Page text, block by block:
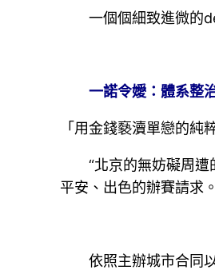
一個個細致進微的
一諾令嬡：體系整治
「用金錢褻瀆單戀的
“北京的無妨礙周遭的
平安、出色的辦賽請求
依照主辦城市合同